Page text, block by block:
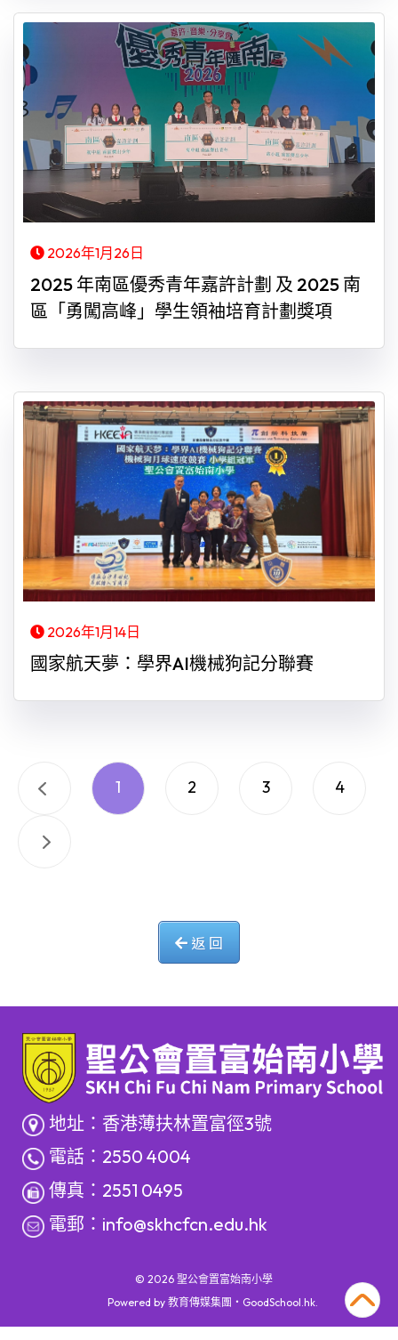
2026年1月26日
2025 年南區優秀青年嘉許計劃 及 2025 南
區「勇闖高峰」學生領袖培育計劃獎項
2026年1月14日
國家航天夢：學界AI機械狗記分聯賽
1 2 3 4
返 回
地址：香港薄扶林置富徑3號
電話：2550 4004
傳真：2551 0495
電郵： info@skhcfcn.edu.hk
© 2026 聖公會置富始南小學
Powered by 教育傳媒集團 ‧ GoodSchool.hk.